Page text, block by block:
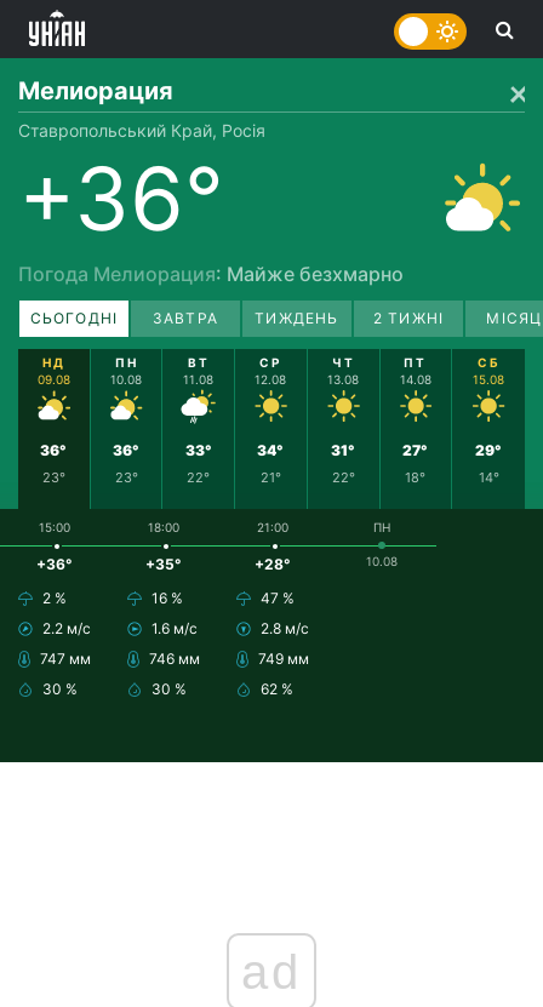
Мелиорация
Ставропольський Край, Росія
+36°
Погода Мелиорация: Майже безхмарно
СЬОГОДНІ ЗАВТРА ТИЖДЕНЬ 2 ТИЖНІ
НД
09.08
36°
23°
ПН
10.08
36°
23°
ВТ
11.08
33°
22°
СР
12.08
34°
21°
ЧТ
13.08
31°
22°
ПТ
14.08
27°
18°
СБ
15.08
29°
14°
15:00
+36°
2 %
2.2 м/с
747 мм
30 %
18:00
+35°
16 %
1.6 м/с
746 мм
30 %
21:00
+28°
47 %
2.8 м/с
749 мм
62 %
ПН
10.08
ad